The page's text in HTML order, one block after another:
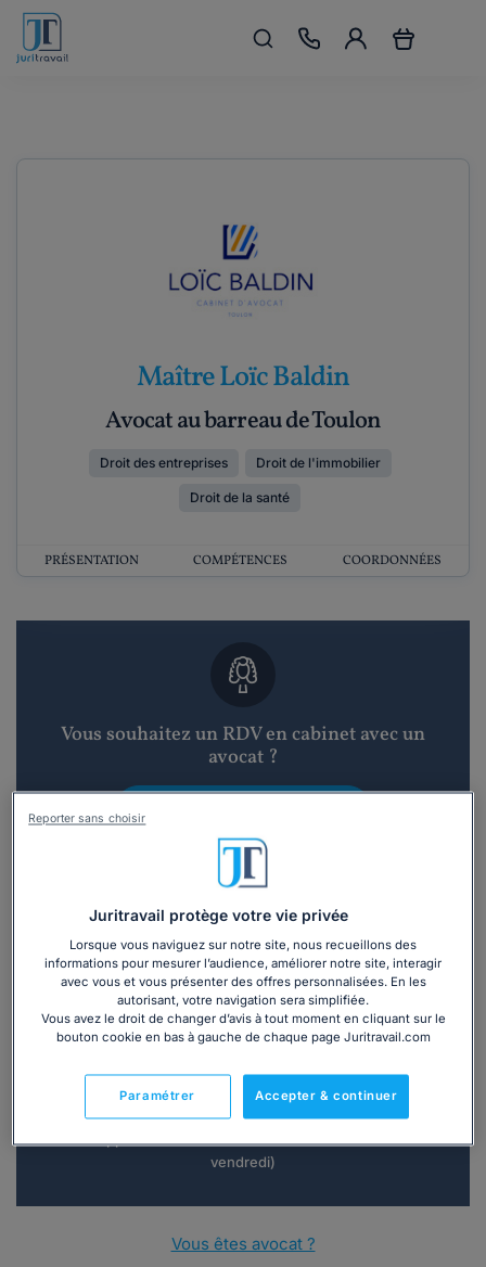
Maître Loïc Baldin
Avocat au barreau de Toulon
Droit des entreprises Droit de l'immobilier
Droit de la santé
PRÉSENTATION COMPÉTENCES COORDONNÉES
Vous souhaitez un RDV en cabinet avec un
avocat ?
Recevoir des devis d'avocats
Vous souhaitez une consultation par
téléphone ?
Consulter immédiatement
vendredi)
Vous êtes avocat ?
Juritravail protège votre vie privée
Lorsque vous naviguez sur notre site, nous recueillons des
informations pour mesurer l’audience, améliorer notre site, interagir
avec vous et vous présenter des offres personnalisées. En les
autorisant, votre navigation sera simplifiée.
Vous avez le droit de changer d’avis à tout moment en cliquant sur le
bouton cookie en bas à gauche de chaque page Juritravail.com
Accepter & continuer
Paramétrer
Reporter sans choisir